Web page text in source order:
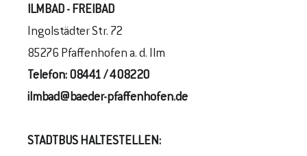
ILMBAD - FREIBAD
Ingolstädter Str. 72
85276 Pfaffenhofen a. d. Ilm
Telefon: 08441 / 408220
ilmbad@baeder-pfaffenhofen.de
STADTBUS HALTESTELLEN: